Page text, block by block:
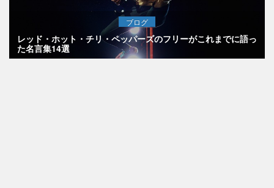
ブログ
レッド・ホット・チリ・ペッパーズのフリーがこれまでに語っ
た名言集14選